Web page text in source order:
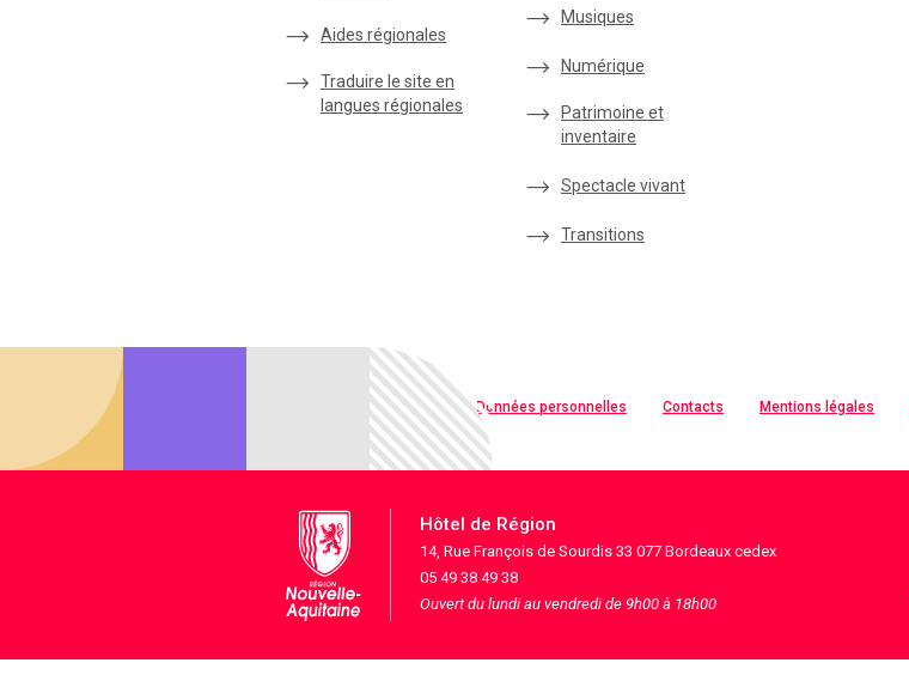
Aides régionales
Traduire le site en
langues régionales
Musiques
Numérique
Patrimoine et
inventaire
Spectacle vivant
Transitions
Qualité web Données personnelles Contacts Mentions légales
Hôtel de Région
14, Rue François de Sourdis 33 077 Bordeaux cedex
05 49 38 49 38
Ouvert du lundi au vendredi de 9h00 à 18h00